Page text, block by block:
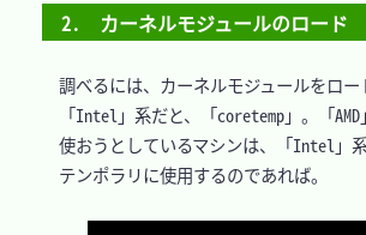
2.　カーネルモジュールのロード
調べるには、カーネルモジュールをロー
「Intel」系だと、「coretemp」。「AMD
使おうとしているマシンは、「Intel」系
テンポラリに使用するのであれば。